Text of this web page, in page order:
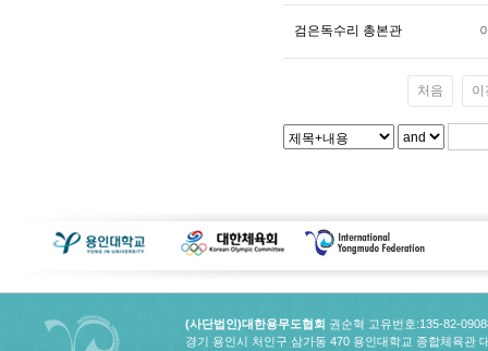
검은독수리 총본관
처음 이
(사단법인)대한용무도협회 권순혁 고유번호:135-82-
경기 용인시 처인구 삼가동 470 용인대학교 종합체육관